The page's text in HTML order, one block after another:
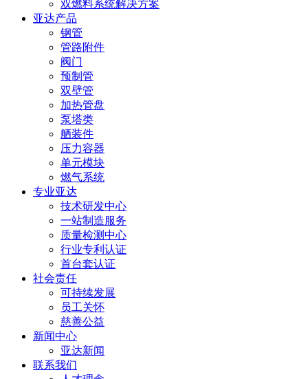
双燃料系统解决方案
亚达产品
钢管
管路附件
阀门
预制管
双壁管
加热管盘
泵塔类
舾装件
压力容器
单元模块
燃气系统
专业亚达
技术研发中心
一站制造服务
质量检测中心
行业专利认证
首台套认证
社会责任
可持续发展
员工关怀
慈善公益
新闻中心
亚达新闻
联系我们